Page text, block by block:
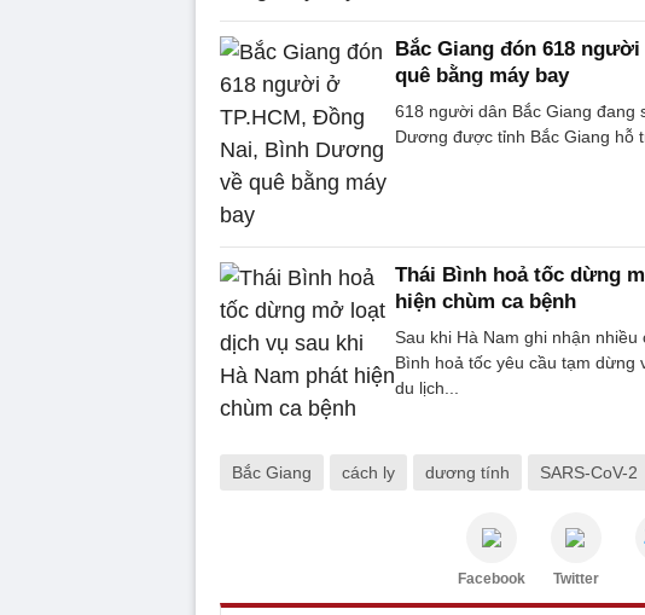
Bắc Giang đón 618
quê bằng máy bay
618 người dân Bắc Giang đang
Dương được tỉnh Bắc Giang hỗ
Thái Bình hoả tốc dừng
hiện chùm ca bệnh
Sau khi Hà Nam ghi nhận
Bình hoả tốc yêu cầu tạm dừng
du lịch...
Bắc Giang cách ly dương tính SARS-CoV-2
Facebook Twitter